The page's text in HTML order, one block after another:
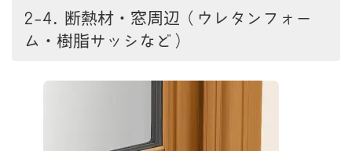
2-4. 断熱材・窓周辺（ウレタンフォー
ム・樹脂サッシなど）